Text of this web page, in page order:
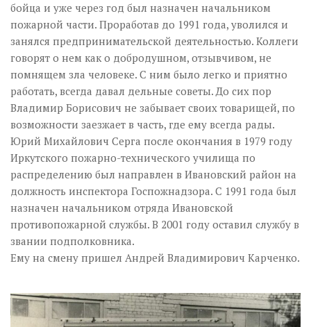
бойца и уже через год был назначен начальником
пожарной части. Проработав до 1991 года, уволился и
занялся предпринимательской деятельностью. Коллеги
говорят о нем как о добродушном, отзывчивом, не
помнящем зла человеке. С ним было легко и приятно
работать, всегда давал дельные советы. До сих пор
Владимир Борисович не забывает своих товарищей, по
возможности заезжает в часть, где ему всегда рады.
Юрий Михайлович Серга после окончания в 1979 году
Иркутского пожарно-технического училища по
распределению был направлен в Ивановский район на
должность инспектора Госпожнадзора. С 1991 года был
назначен начальником отряда Ивановской
противопожарной службы. В 2001 году оставил службу в
звании подполковника.
Ему на смену пришел Андрей Владимирович Карченко.